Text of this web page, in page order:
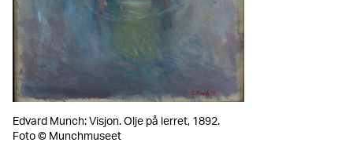
Edvard Munch: Visjon. Olje på lerret, 1892.
Foto © Munchmuseet